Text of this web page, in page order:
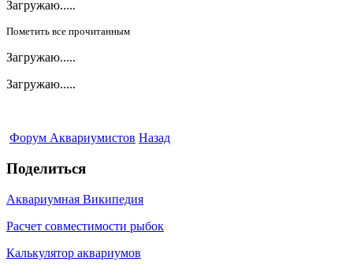
Загружаю.....
Пометить все прочитанным
Загружаю.....
Загружаю.....
Форум Аквариумистов Назад
Поделиться
Аквариумная Википедия
Расчет совместимости рыбок
Калькулятор аквариумов